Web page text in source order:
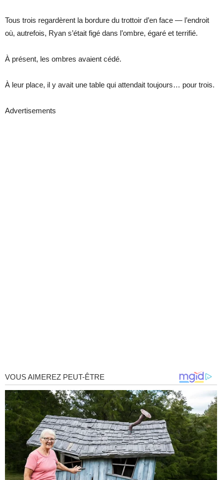
Tous trois regardèrent la bordure du trottoir d’en face — l’endroit
où, autrefois, Ryan s’était figé dans l’ombre, égaré et terrifié.
À présent, les ombres avaient cédé.
À leur place, il y avait une table qui attendait toujours… pour trois.
Advertisements